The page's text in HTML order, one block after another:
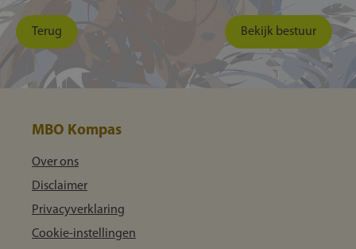
Terug Bekijk bestuur
MBO Kompas
Over ons
Disclaimer
Privacyverklaring
Cookie-instellingen